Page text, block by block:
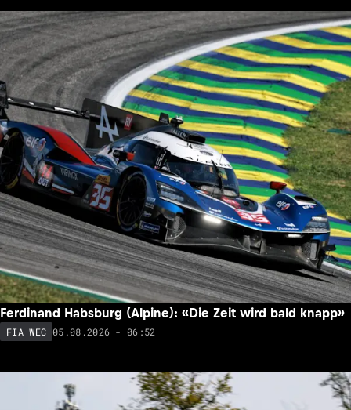
Ferdinand Habsburg (Alpine): «Die Zeit wird bald knapp»
FIA WEC 05.08.2026 - 06:52